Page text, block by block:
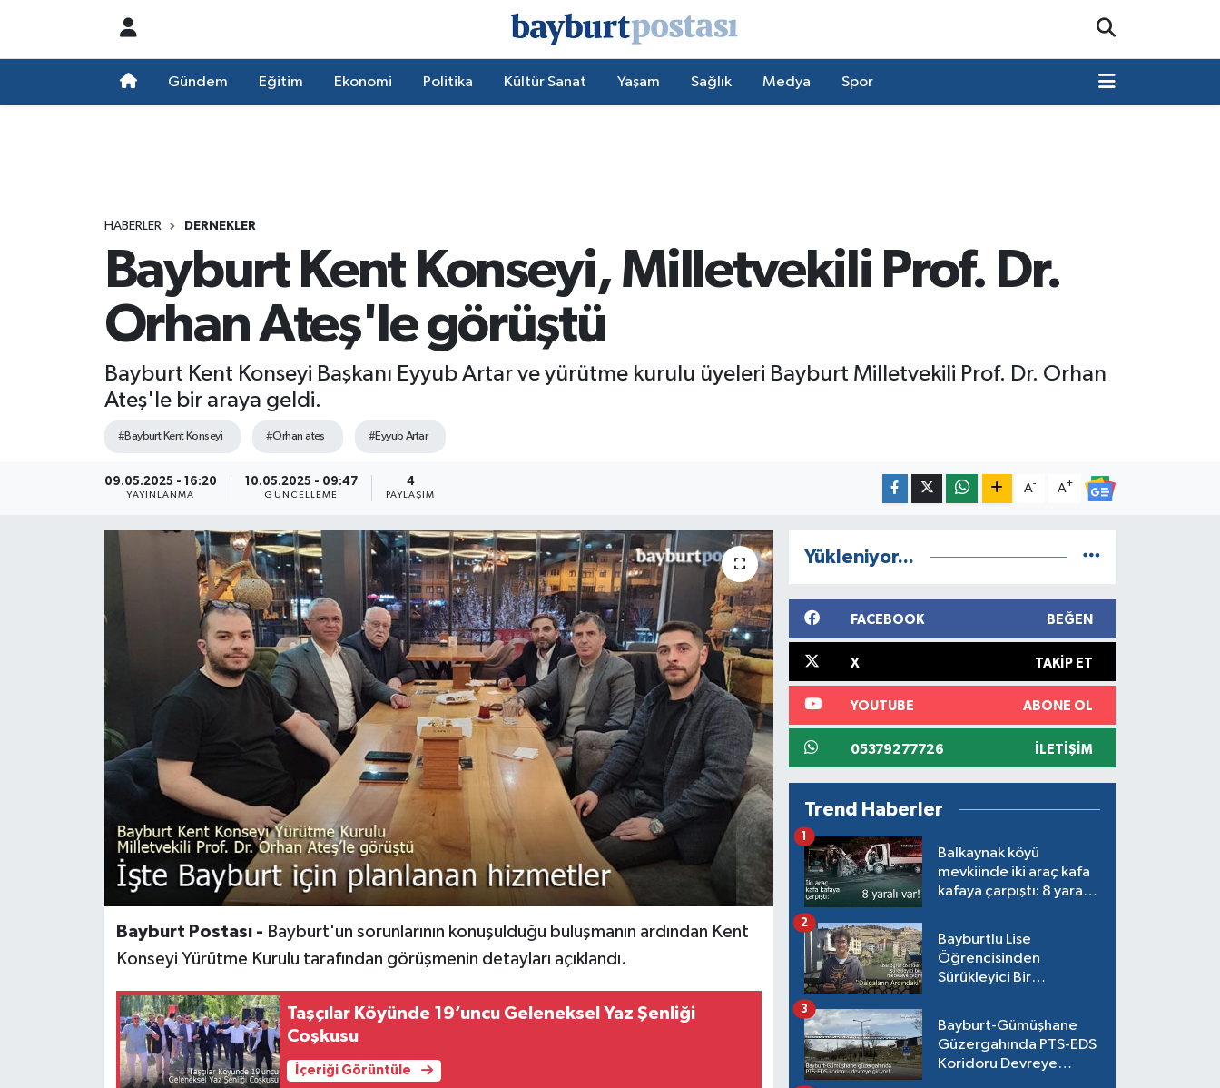
Gündem Eğitim Ekonomi Politika Kültür Sanat Yaşam Sağlık Medya Spor
HABERLER DERNEKLER
Bayburt Kent Konseyi, Milletvekili Prof. Dr.
Orhan Ateş'le görüştü
Bayburt Kent Konseyi Başkanı Eyyub Artar ve yürütme kurulu üyeleri Bayburt Milletvekili Prof. Dr. Orhan
Ateş'le bir araya geldi.
#Bayburt Kent Konseyi #Orhan ateş #Eyyub Artar
09.05.2025 - 16:20
YAYINLANMA
10.05.2025 - 09:47
GÜNCELLEME
4
PAYLAŞIM
A- A+
Bayburt Postası - Bayburt'un sorunlarının konuşulduğu buluşmanın ardından Kent
Konseyi Yürütme Kurulu tarafından görüşmenin detayları açıklandı.
Taşçılar Köyünde 19’uncu Geleneksel Yaz Şenliği
Coşkusu
İçeriği Görüntüle
Yükleniyor...
FACEBOOK BEĞEN
X TAKIP ET
YOUTUBE ABONE OL
05379277726 İLETIŞIM
Trend Haberler
Balkaynak köyü
mevkiinde iki araç kafa
kafaya çarpıştı: 8 yaralı
1
Bayburtlu Lise
Öğrencisinden
Sürükleyici Bir
2
Bayburt-Gümüşhane
Güzergahında PTS-EDS
Koridoru Devreye
3
Süper Lig Puan Durumu ve Fikstür
Tüm Manşetler
Son Dakika Haberleri
Haber Arşivi